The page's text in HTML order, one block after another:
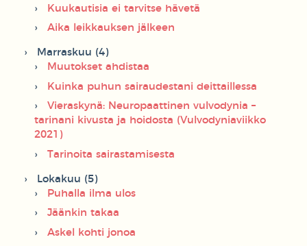
Kuukautisia ei tarvitse hävetä
Aika leikkauksen jälkeen
Marraskuu (4)
Muutokset ahdistaa
Kuinka puhun sairaudestani deittaillessa
Vieraskynä: Neuropaattinen vulvodynia –
tarinani kivusta ja hoidosta (Vulvodyniaviikko
2021)
Tarinoita sairastamisesta
Lokakuu (5)
Puhalla ilma ulos
Jäänkin takaa
Askel kohti jonoa